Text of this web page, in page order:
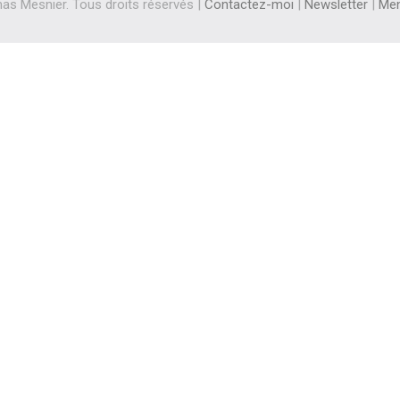
Mesnier. Tous droits réservés |Contactez-moi |Newsletter |